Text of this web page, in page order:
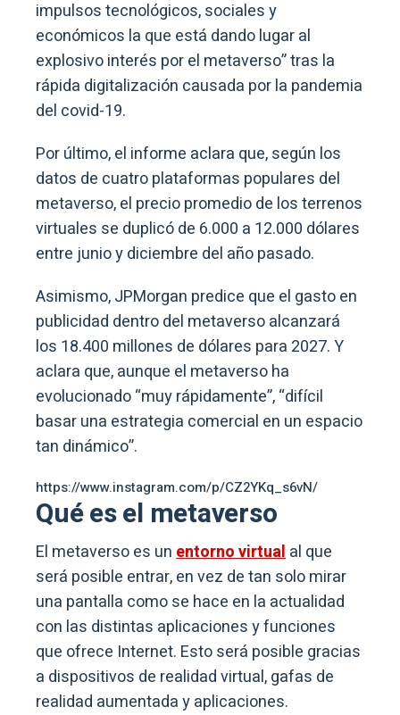
impulsos tecnológicos, sociales y
económicos la que está dando lugar al
explosivo interés por el metaverso” tras la
rápida digitalización causada por la pandemia
del covid-19.
Por último, el informe aclara que, según los
datos de cuatro plataformas populares del
metaverso, el precio promedio de los terrenos
virtuales se duplicó de 6.000 a 12.000 dólares
entre junio y diciembre del año pasado.
Asimismo, JPMorgan predice que el gasto en
publicidad dentro del metaverso alcanzará
los 18.400 millones de dólares para 2027. Y
aclara que, aunque el metaverso ha
evolucionado “muy rápidamente”, “difícil
basar una estrategia comercial en un espacio
tan dinámico”.
https://www.instagram.com/p/CZ2YKq_s6vN/
Qué es el metaverso
El metaverso es unentorno virtualal que
será posible entrar, en vez de tan solo mirar
una pantalla como se hace en la actualidad
con las distintas aplicaciones y funciones
que ofrece Internet. Esto será posible gracias
a dispositivos de realidad virtual, gafas de
realidad aumentada y aplicaciones.